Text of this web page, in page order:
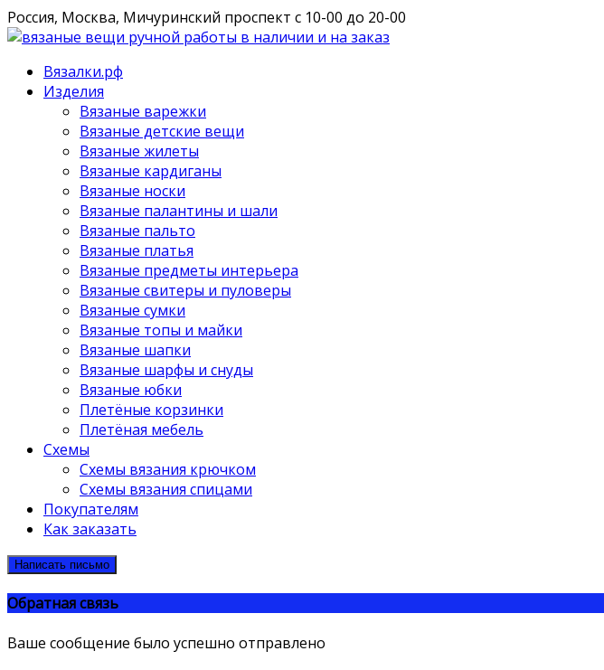
Россия, Москва, Мичуринский проспект с 10-00 до 20-00
Вязалки.рф
Изделия
Вязаные варежки
Вязаные детские вещи
Вязаные жилеты
Вязаные кардиганы
Вязаные носки
Вязаные палантины и шали
Вязаные пальто
Вязаные платья
Вязаные предметы интерьера
Вязаные свитеры и пуловеры
Вязаные сумки
Вязаные топы и майки
Вязаные шапки
Вязаные шарфы и снуды
Вязаные юбки
Плетёные корзинки
Плетёная мебель
Схемы
Схемы вязания крючком
Схемы вязания спицами
Покупателям
Как заказать
Написать письмо
Обратная связь
Ваше сообщение было успешно отправлено